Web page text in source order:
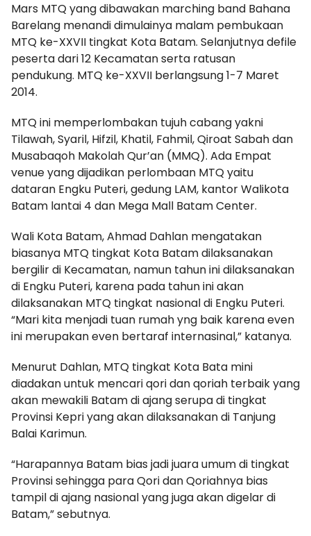
Mars MTQ yang dibawakan marching band Bahana
Barelang menandi dimulainya malam pembukaan
MTQ ke-XXVII tingkat Kota Batam. Selanjutnya defile
peserta dari 12 Kecamatan serta ratusan
pendukung. MTQ ke-XXVII berlangsung 1-7 Maret
2014.
MTQ ini memperlombakan tujuh cabang yakni
Tilawah, Syaril, Hifzil, Khatil, Fahmil, Qiroat Sabah dan
Musabaqoh Makolah Qur’an (MMQ). Ada Empat
venue yang dijadikan perlombaan MTQ yaitu
dataran Engku Puteri, gedung LAM, kantor Walikota
Batam lantai 4 dan Mega Mall Batam Center.
Wali Kota Batam, Ahmad Dahlan mengatakan
biasanya MTQ tingkat Kota Batam dilaksanakan
bergilir di Kecamatan, namun tahun ini dilaksanakan
di Engku Puteri, karena pada tahun ini akan
dilaksanakan MTQ tingkat nasional di Engku Puteri.
“Mari kita menjadi tuan rumah yng baik karena even
ini merupakan even bertaraf internasinal,” katanya.
Menurut Dahlan, MTQ tingkat Kota Bata mini
diadakan untuk mencari qori dan qoriah terbaik yang
akan mewakili Batam di ajang serupa di tingkat
Provinsi Kepri yang akan dilaksanakan di Tanjung
Balai Karimun.
“Harapannya Batam bias jadi juara umum di tingkat
Provinsi sehingga para Qori dan Qoriahnya bias
tampil di ajang nasional yang juga akan digelar di
Batam,” sebutnya.